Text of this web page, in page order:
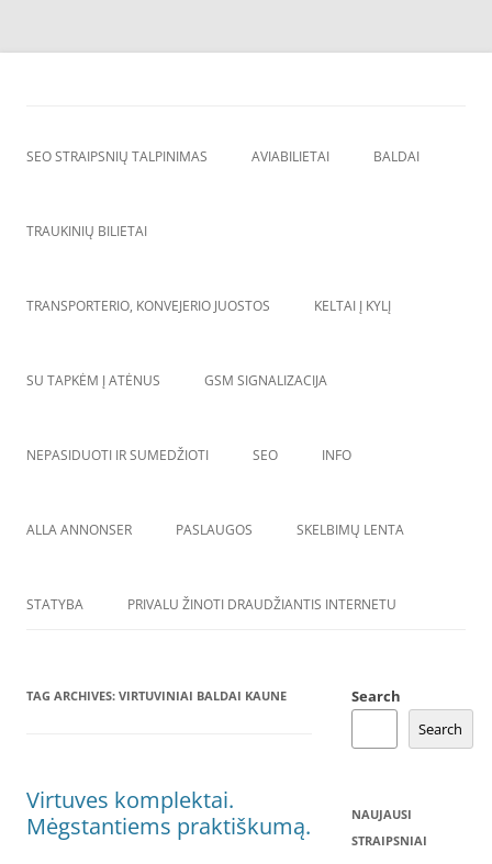
Skip
SEO STRAIPSNIŲ TALPINIMAS AVIABILIETAI BALDAI
TRAUKINIŲ BILIETAI
TRANSPORTERIO, KONVEJERIO JUOSTOS KELTAI Į KYLĮ
SU TAPKĖM Į ATĖNUS GSM SIGNALIZACIJA
NEPASIDUOTI IR SUMEDŽIOTI SEO INFO
ALLA ANNONSER PASLAUGOS SKELBIMŲ LENTA
STATYBA PRIVALU ŽINOTI DRAUDŽIANTIS INTERNETU
TAG ARCHIVES: VIRTUVINIAI BALDAI KAUNE
Virtuves komplektai.
Mėgstantiems praktiškumą.
Search
Search
NAUJAUSI
STRAIPSNIAI